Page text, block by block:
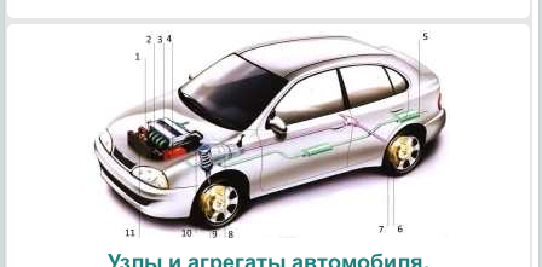
Узлы и агрегаты автомобиля.